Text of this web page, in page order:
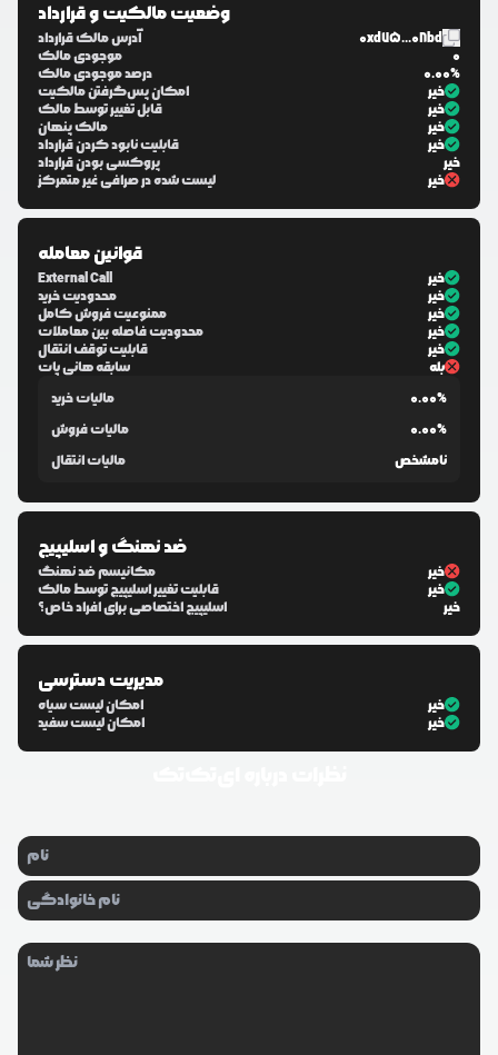
وضعیت مالکیت و قرارداد
آدرس مالک قرارداد
0xd75...08bd
موجودی مالک
0
درصد موجودی مالک
0.00%
امکان پس‌گرفتن مالکیت
خیر
قابل تغییر توسط مالک
خیر
مالک پنهان
خیر
قابلیت نابود کردن قرارداد
خیر
پروکسی بودن قرارداد
خیر
لیست شده در صرافی غیر متمرکز
خیر
قوانین معامله
External Call
خیر
محدودیت خرید
خیر
ممنوعیت فروش کامل
خیر
محدودیت فاصله بین معاملات
خیر
قابلیت توقف انتقال
خیر
سابقه هانی پات
بله
مالیات خرید
0.00%
مالیات فروش
0.00%
مالیات انتقال
نامشخص
ضد نهنگ و اسلیپیج
مکانیسم ضد نهنگ
خیر
قابلیت تغییر اسلیپیج توسط مالک
خیر
اسلیپیج اختصاصی برای افراد خاص؟
خیر
مدیریت دسترسی
امکان لیست سیاه
خیر
امکان لیست سفید
خیر